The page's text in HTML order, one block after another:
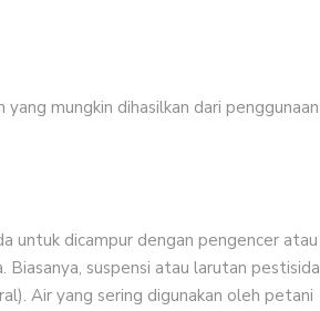
mungkin dihasilkan dari penggunaan
untuk dicampur dengan pengencer atau
suspensi atau larutan pestisida
Air yang sering digunakan oleh petani